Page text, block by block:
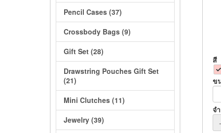
Pencil Cases (37)
Crossbody Bags (9)
Gift Set (28)
Drawstring Pouches Gift Set
(21)
Mini Clutches (11)
Jewelry (39)
สี
ข
จ
-